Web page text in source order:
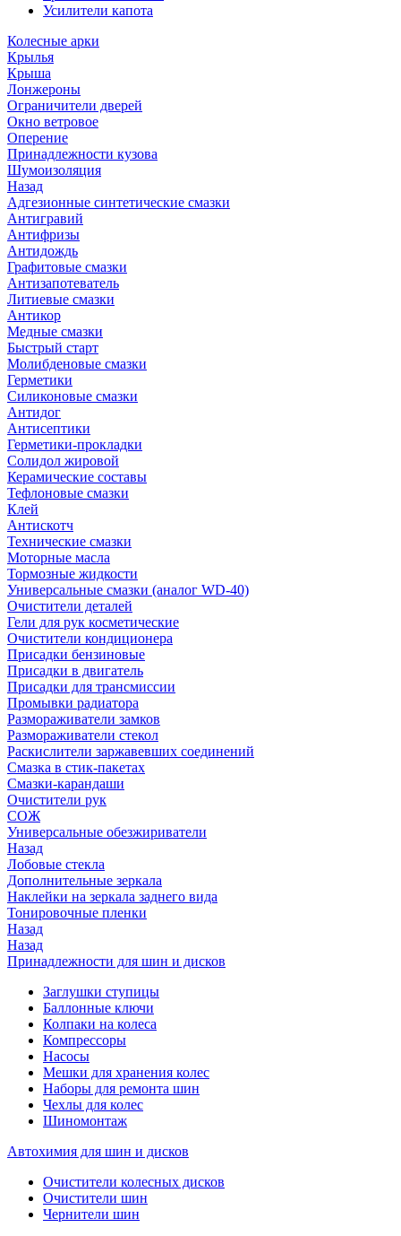
Усилители капота
Колесные арки
Крылья
Крыша
Лонжероны
Ограничители дверей
Окно ветровое
Оперение
Принадлежности кузова
Шумоизоляция
Назад
Адгезионные синтетические смазки
Антигравий
Антифризы
Антидождь
Графитовые смазки
Антизапотеватель
Литиевые смазки
Антикор
Медные смазки
Быстрый старт
Молибденовые смазки
Герметики
Силиконовые смазки
Антидог
Антисептики
Герметики-прокладки
Солидол жировой
Керамические составы
Тефлоновые смазки
Клей
Антискотч
Технические смазки
Моторные масла
Тормозные жидкости
Универсальные смазки (аналог WD-40)
Очистители деталей
Гели для рук косметические
Очистители кондиционера
Присадки бензиновые
Присадки в двигатель
Присадки для трансмиссии
Промывки радиатора
Размораживатели замков
Размораживатели стекол
Раскислители заржавевших соединений
Смазка в стик-пакетах
Смазки-карандаши
Очистители рук
СОЖ
Универсальные обезжириватели
Назад
Лобовые стекла
Дополнительные зеркала
Наклейки на зеркала заднего вида
Тонировочные пленки
Назад
Назад
Принадлежности для шин и дисков
Заглушки ступицы
Баллонные ключи
Колпаки на колеса
Компрессоры
Насосы
Мешки для хранения колес
Наборы для ремонта шин
Чехлы для колес
Шиномонтаж
Автохимия для шин и дисков
Очистители колесных дисков
Очистители шин
Чернители шин